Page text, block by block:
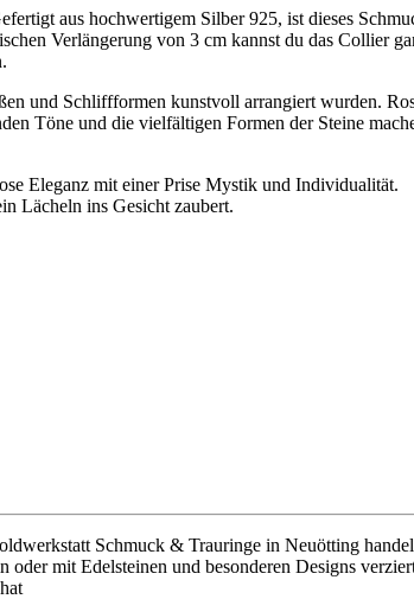
aus hochwertigem Silber 925, ist dieses
Verlängerung von 3 cm kannst du das Collier
und Schliffformen kunstvoll arrangiert wurden.
Töne und die vielfältigen Formen der Steine
Eleganz mit einer Prise Mystik und Individualität.
Lächeln ins Gesicht zaubert.
Schmuck & Trauringe in Neuötting
mit Edelsteinen und besonderen Designs